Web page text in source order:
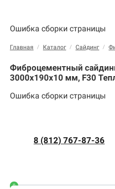
Ошибка сборки страницы
Главная / Каталог / Сайдинг /
Фиброцементный
3000х190х10 мм, F30
Ошибка сборки страницы
8 (812) 767-87-36
0